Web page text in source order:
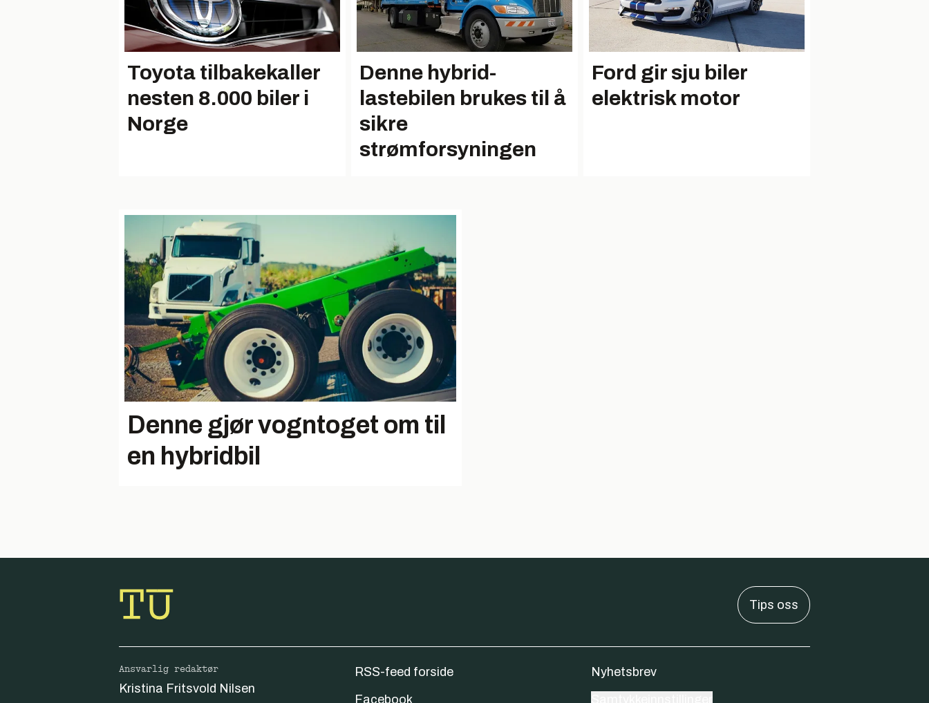
Toyota tilbakekaller
nesten 8.000 biler i
Norge
Denne hybrid-
lastebilen brukes til å
sikre
strømforsyningen
Ford gir sju biler
elektrisk motor
Denne gjør vogntoget om til
en hybridbil
Tips oss
Ansvarlig redaktør
Kristina Fritsvold Nilsen
RSS-feed forside
Facebook
Nyhetsbrev